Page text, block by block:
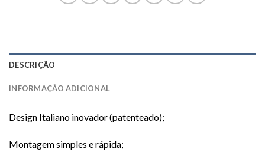
DESCRIÇÃO
INFORMAÇÃO ADICIONAL
Design Italiano inovador (patenteado);
Montagem simples e rápida;